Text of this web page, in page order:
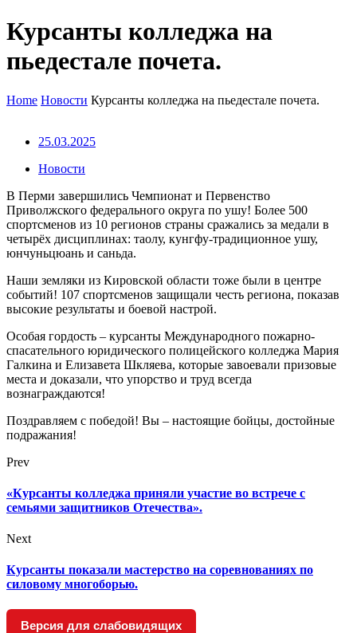
Курсанты колледжа на
пьедестале почета.
Home Новости Курсанты колледжа на пьедестале почета.
25.03.2025
Новости
В Перми завершились Чемпионат и Первенство
Приволжского федерального округа по ушу! Более 500
спортсменов из 10 регионов страны сражались за медали в
четырёх дисциплинах: таолу, кунгфу-традиционное ушу,
юнчуньцюань и саньда.
Наши земляки из Кировской области тоже были в центре
событий! 107 спортсменов защищали честь региона, показав
высокие результаты и боевой настрой.
Особая гордость – курсанты Международного пожарно-
спасательного юридического полицейского колледжа Мария
Галкина и Елизавета Шкляева, которые завоевали призовые
места и доказали, что упорство и труд всегда
вознаграждаются!
Поздравляем с победой! Вы – настоящие бойцы, достойные
подражания!
Prev
«Курсанты колледжа приняли участие во встрече с
семьями защитников Отечества».
Next
Курсанты показали мастерство на соревнованиях по
силовому многоборью.
Версия для слабовидящих